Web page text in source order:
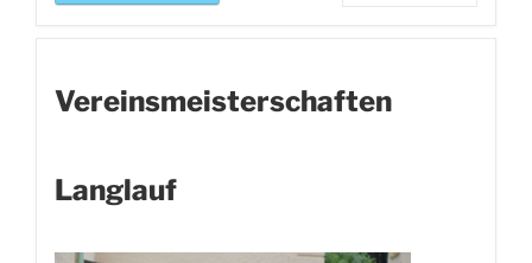
Vereinsmeisterschaften
Langlauf